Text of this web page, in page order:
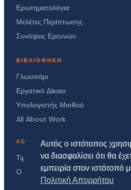
Ερωτηματολόγια
Μελέτες Περίπτωσης
Συνόψεις Ερευνών
ΒΙΒΛΙΟΘΉΚΗ
Γλωσσάρι
Εργατικό Δίκαιο
Υπολογιστής Μισθού
All About Work
ΛΟΓΑΡΙΑΣΜΌΣ
Τιμές
Ο Λογαριασμός μου
Αυτός ο ιστότοπος
να διασφαλίσει ότι θα
εμπειρία στον ιστότοπό
Πολιτική Απορρήτου